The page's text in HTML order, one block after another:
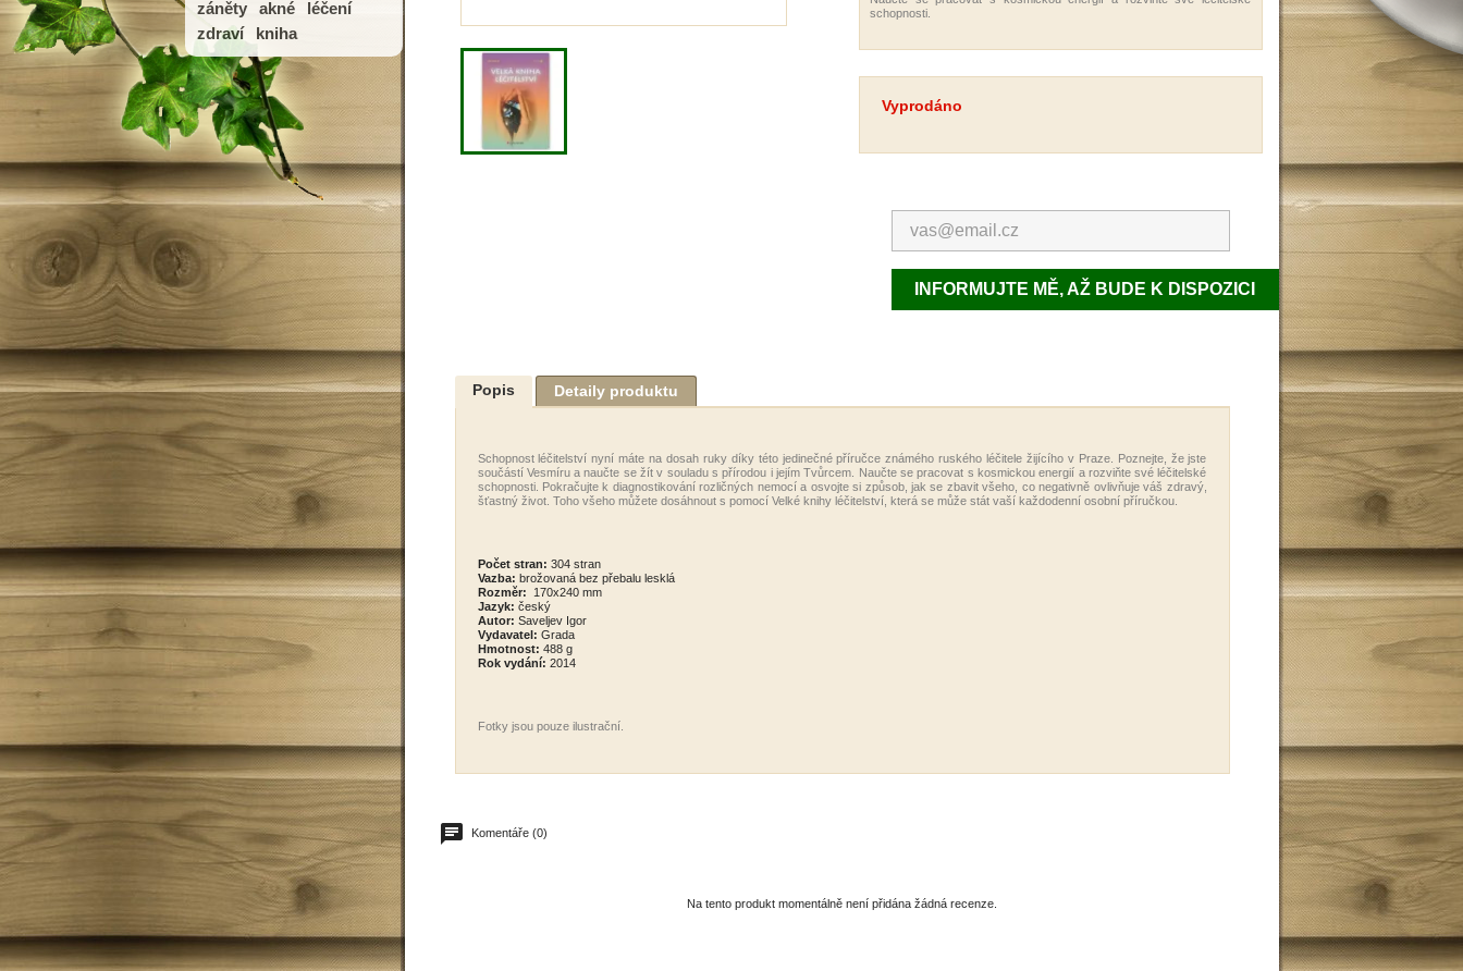
záněty
akné
léčení
zdraví
kniha
schopnosti.
Vyprodáno
INFORMUJTE MĚ, AŽ BUDE K DISPOZICI
Popis Detaily produktu
Schopnost léčitelství nyní máte na dosah ruky díky této jedinečné příručce známého ruského léčitele žijícího v Praze. Poznejte, že jste
součástí Vesmíru a naučte se žít v souladu s přírodou i jejím Tvůrcem. Naučte se pracovat s kosmickou energií a rozviňte své léčitelské
schopnosti. Pokračujte k diagnostikování rozličných nemocí a osvojte si způsob, jak se zbavit všeho, co negativně ovlivňuje váš zdravý,
šťastný život. Toho všeho můžete dosáhnout s pomocí Velké knihy léčitelství, která se může stát vaší každodenní osobní příručkou.
Počet stran: 304 stran
Vazba: brožovaná bez přebalu lesklá
Rozměr: 170x240 mm
Jazyk: český
Autor: Saveljev Igor
Vydavatel: Grada
Hmotnost: 488 g
Rok vydání: 2014
Fotky jsou pouze ilustrační .
Komentáře (0)
Na tento produkt momentálně není přidána žádná recenze.